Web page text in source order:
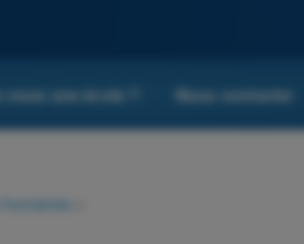
vous une école ? Nous contacter